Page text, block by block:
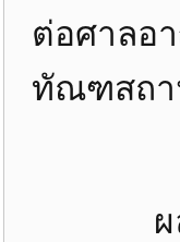
ต่อศาลอ
ทัณฑสถา
ผลกา